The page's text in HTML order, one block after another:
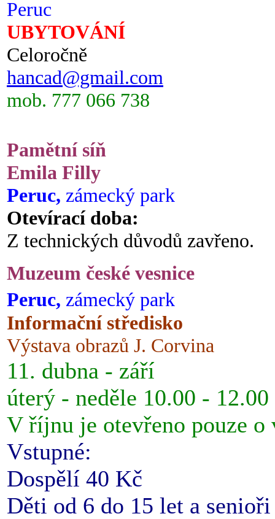
Peruc
UBYTOVÁNÍ
Celoročně
hancad@gmail.com
mob. 777 066 738
Pamětní síň
Emila Filly
Peruc, zámecký park
Otevírací doba:
Z technických důvodů zavřeno.
Muzeum české vesnice
Peruc, zámecký park
Informační středisko
Výstava obrazů J. Corvina
11. dubna - září
úterý - neděle 10.00 -
V říjnu je otevřeno pouze o
Vstupné:
Dospělí 40 Kč
Děti od 6 do 15 let a